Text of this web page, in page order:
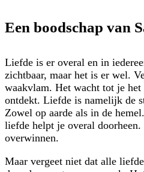
Een boodschap van
Liefde is er overal en in
zichtbaar, maar het is er wel.
waakvlam. Het wacht tot je
ontdekt. Liefde is namelijk de
Zowel op aarde als in de
liefde helpt je overal
overwinnen.
Maar vergeet niet dat alle